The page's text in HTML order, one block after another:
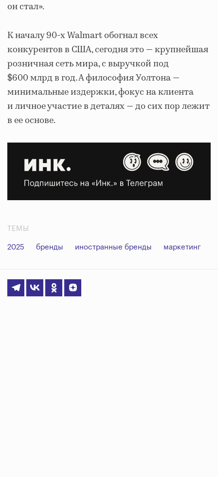
он стал».
К началу 90-х Walmart обогнал всех
конкурентов в США, сегодня это — крупнейшая
розничная сеть мира, с выручкой под
$600 млрд в год. А философия Уолтона —
минимальные издержки, фокус на клиента
и личное участие в деталях — до сих пор лежит
в ее основе.
ТЕМЫ
2025 бренды иностранные бренды маркетинг